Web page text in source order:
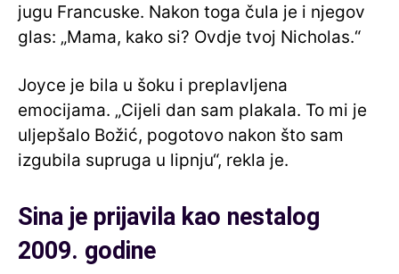
jugu Francuske. Nakon toga čula je i njegov
glas: „Mama, kako si? Ovdje tvoj Nicholas.“
Joyce je bila u šoku i preplavljena
emocijama. „Cijeli dan sam plakala. To mi je
uljepšalo Božić, pogotovo nakon što sam
izgubila supruga u lipnju“, rekla je.
Sina je prijavila kao nestalog
2009. godine